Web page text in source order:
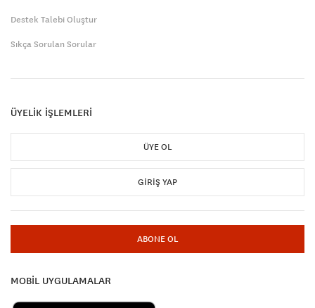
Destek Talebi Oluştur
Sıkça Sorulan Sorular
ÜYELİK İŞLEMLERİ
ÜYE OL
GIRIŞ YAP
ABONE OL
MOBİL UYGULAMALAR